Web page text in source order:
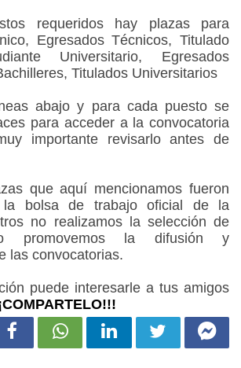
requeridos hay plazas para
Egresados Técnicos, Titulado
Universitario, Egresados
Titulados Universitarios
abajo y para cada puesto se
para acceder a la convocatoria
importante revisarlo antes de
que aquí mencionamos fueron
la bolsa de trabajo oficial de la
no realizamos la selección de
promovemos la difusión y
las convocatorias.
puede interesarle a tus amigos